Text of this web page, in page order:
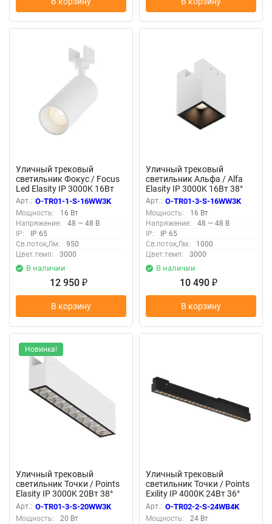
Уличный трековый
светильник Фокус / Focus
Led Elasity IP 3000K 16Вт
55° белый (Белый) O-TR01-
1-S-16WW3K
Арт.: O-TR01-1-S-16WW3K
Мощность:
16 Вт
Напряжение:
48 — 48 В
IP:
IP 65
Св.поток,Лм:
950
Цвет.темп:
3000
В наличии
12 950 ₽
В корзину
Уличный трековый
светильник Альфа / Alfa
Elasity IP 3000K 16Вт 38°
белый (Белый) O-TR01-3-S-
16WW3K
Арт.: O-TR01-3-S-16WW3K
Мощность:
16 Вт
Напряжение:
48 — 48 В
IP:
IP 65
Св.поток,Лм:
1000
Цвет.темп:
3000
В наличии
10 490 ₽
В корзину
Новинка!
Уличный трековый
светильник Точки / Points
Elasity IP 3000K 20Вт 38°
белый (Белый) O-TR01-3-S-
20WW3K
Арт.: O-TR01-3-S-20WW3K
Мощность:
20 Вт
Уличный трековый
светильник Точки / Points
Exility IP 4000К 24Вт 36°
черный (Черный) O-TR02-2-
S-24WB4K
Арт.: O-TR02-2-S-24WB4K
Мощность:
24 Вт